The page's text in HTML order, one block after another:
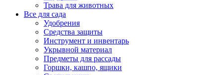
Трава для животных
Все для сада
Удобрения
Средства защиты
Инструмент и инвентарь
Укрывной материал
Предметы для рассады
Горшки, кашпо, ящики